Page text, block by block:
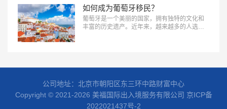
国际为您详细介绍一下葡萄牙移民居留权和国
籍的区别。…
如何成为葡萄牙移民？
葡萄牙是一个美丽的国家，拥有独特的文化和
丰富的历史遗产。近年来，越来越多的人选择
公司地址：北京市朝阳区东三环中路财富中心
Copyright © 2021-2026 美福国际出入境服务有限公司 京ICP备
2022021437号-2